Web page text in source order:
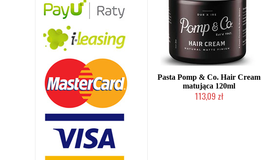
Pasta Pomp & Co. Hair Cream
matująca 120ml
113,09 zł